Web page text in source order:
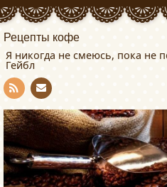
Рецепты кофе
Я никогда не смеюсь, пока не
Гейбл
RSS Con
tact